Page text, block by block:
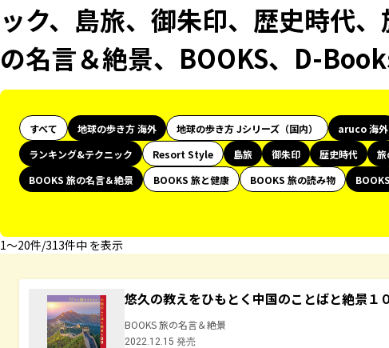
ック、島旅、御朱印、歴史時代
の名言＆絶景、BOOKS、D-
すべて 地球の歩き方 海外 地球の歩き方 Jシリーズ（国内） aruco 海外
ランキング&テクニック
Resort Style 島旅 御朱印 歴史時代 旅
BOOKS 旅の名言＆絶景
BOOKS 旅と健康 BOOKS 旅の読み物 BOOKS
1〜20件/313件中 を表示
悠久の教えをひもとく中国のことばと絶景１
BOOKS 旅の名言＆絶景
2022.12.15 発売